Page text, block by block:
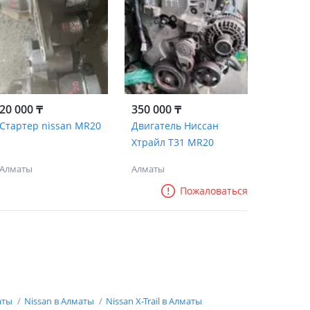
20 000 ₸
Стартер nissan MR20
Алматы
350 000 ₸
Двигатель Ниссан
Хтрайл Т31 MR20
Алматы
Пожаловаться
Nissan в Алматы Nissan X-Trail в Алматы